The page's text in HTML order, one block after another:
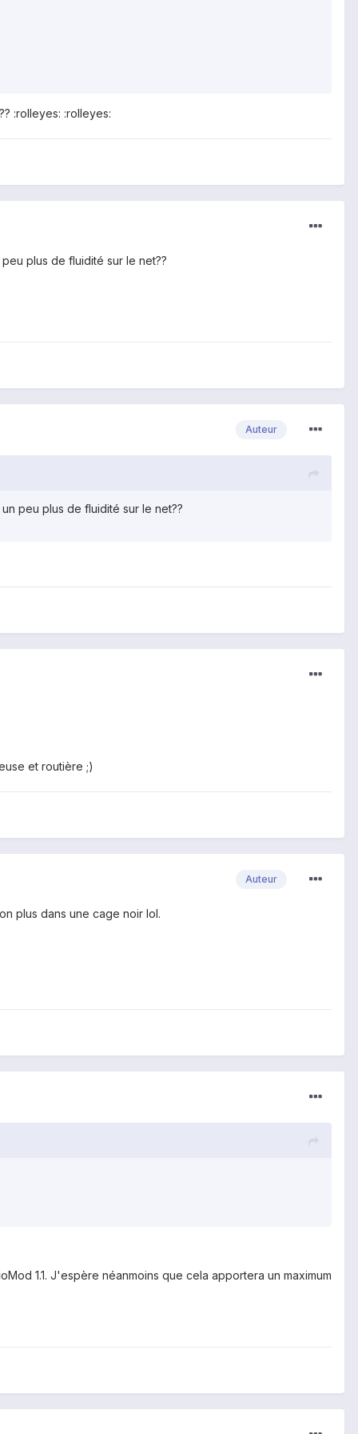
:rolleyes: :rolleyes:
plus de fluidité sur le net??
Auteur
peu plus de fluidité sur le net??
et routière ;)
Auteur
plus dans une cage noir lol.
1.1. J'espère néanmoins que cela apportera un maximum